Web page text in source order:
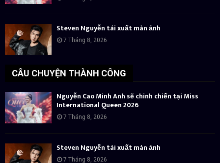
Steven Nguyễn tái xuất màn ảnh
7 Tháng 8, 2026
CÂU CHUYỆN THÀNH CÔNG
Nguyễn Cao Minh Anh sẽ chinh chiến tại Miss
International Queen 2026
7 Tháng 8, 2026
Steven Nguyễn tái xuất màn ảnh
7 Tháng 8, 2026